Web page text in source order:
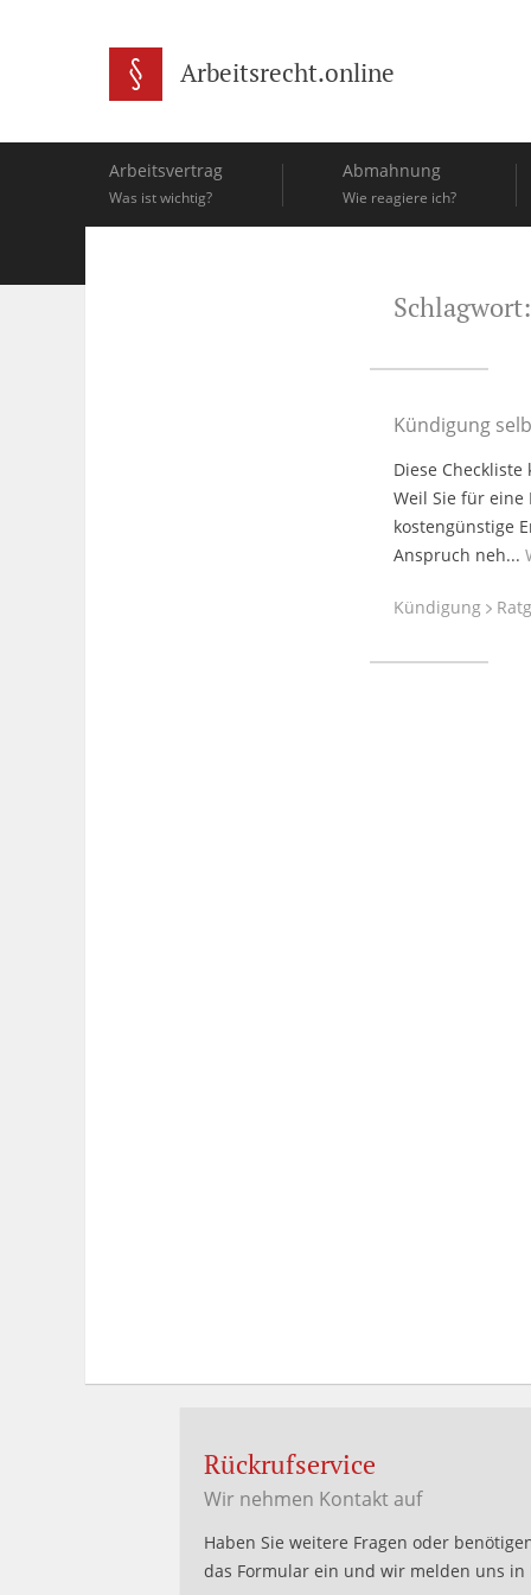
Arbeitsrecht.online
Arbeitsvertrag
Was ist wichtig?
Abmahnung
Wie reagiere ich?
Schlagwort:
Kündigung
Diese
Weil Sie für eine
kostengünstige
Anspruch neh...
Kündigung
Rückrufservice
Wir nehmen Kontakt auf
Haben Sie weitere Fragen oder
das Formular ein und wir melden uns in